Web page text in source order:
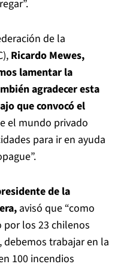
de la
Ricardo Mewes,
lamentar la
agradecer esta
que convocó el
el mundo privado
para ir en ayuda
de la
avisó que “como
los 23 chilenos
trabajar en la
100 incendios